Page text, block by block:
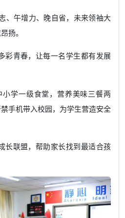
、午增力、晚自省，未来领袖大
扬。
彩青春，让每一名学生都有发展
小学一级食堂，营养美味三餐两
手机带入校园，为学生营造安全
长联盟，帮助家长找到最适合孩